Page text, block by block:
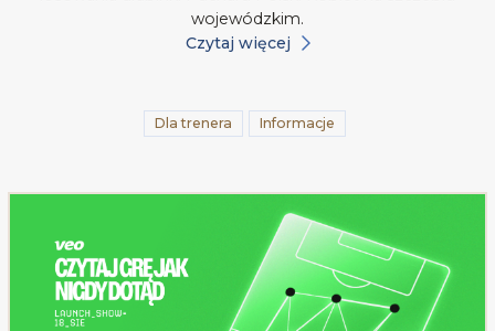
wojewódzkim.
Czytaj więcej
Dla trenera Informacje